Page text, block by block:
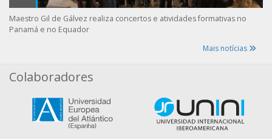
Maestro Gil de Gálvez realiza concertos e atividades formativas no
Panamá e no Equador
Mais notícias
Colaboradores